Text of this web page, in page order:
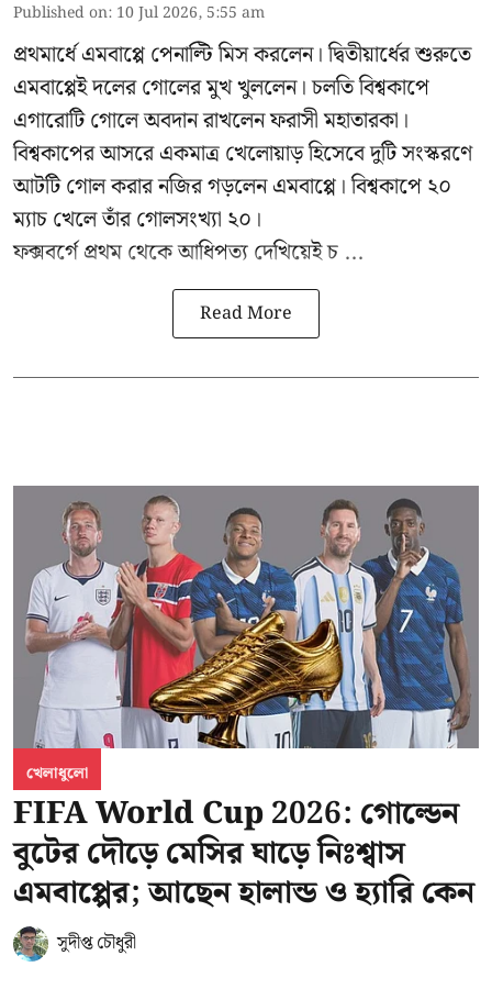
Published on: 10 Jul 2026, 5:55 am
প্রথমার্ধে এমবাপ্পে পেনাল্টি মিস করলেন। দ্বিতীয়ার্ধের শুরুতে
এমবাপ্পেই দলের গোলের মুখ খুললেন। চলতি বিশ্বকাপে
এগারোটি গোলে অবদান রাখলেন ফরাসী মহাতারকা।
বিশ্বকাপের আসরে একমাত্র খেলোয়াড় হিসেবে দুটি সংস্করণে
আটটি গোল করারনজির গড়লেন এমবাপ্পে। বিশ্বকাপে ২০
ম্যাচ খেলে তাঁর গোলসংখ্যা ২০।
ফক্সবর্গে প্রথম থেকে আধিপত্য দেখিয়েই চ ...
Read More
খেলাধুলো
FIFA World Cup 2026: গোল্ডেন
বুটের দৌড়ে মেসির ঘাড়ে নিঃশ্বাস
এমবাপ্পের; আছেন হালান্ড ও হ্যারি কেন
সুদীপ্ত চৌধুরী